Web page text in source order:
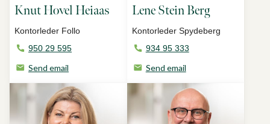
Knut Hovel Heiaas
Kontorleder Follo
950 29 595
Send email
Lene Stein Berg
Kontorleder Spydeberg
934 95 333
Send email